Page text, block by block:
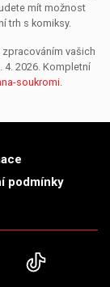
mít možnost
trh s komiksy.
vašich
4. 2026. Kompletní
soukromi.
podmínky